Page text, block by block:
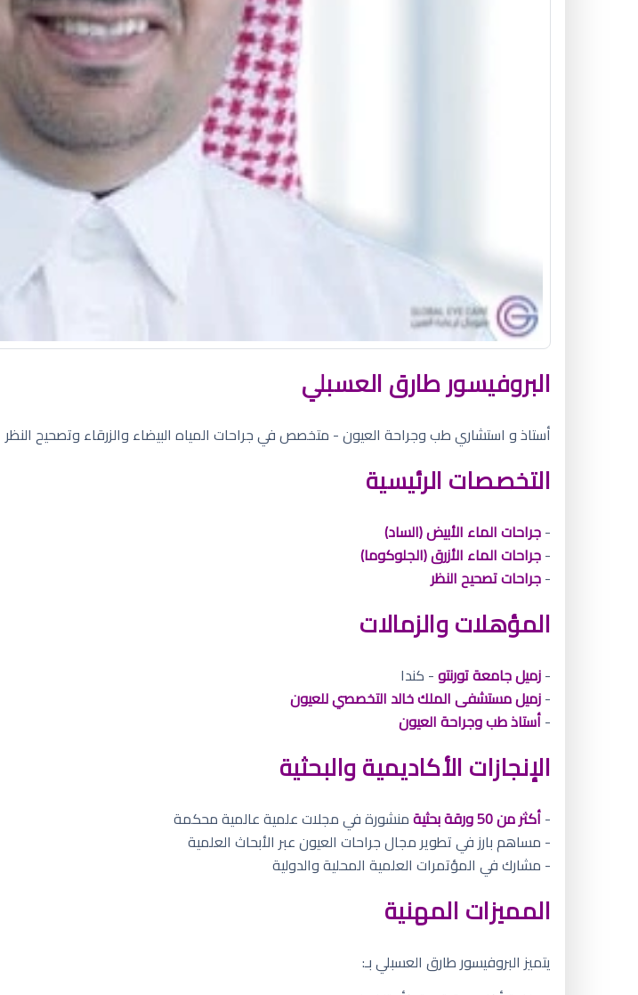
البروفيسور طارق العسبلي
أستاذ و استشاري طب وجراحة العيون - متخصص في جراحات المياه البيضاء والزرقاء وتصحيح النظر
التخصصات الرئيسية
-جراحات الماء الأبيض (الساد)
-جراحات الماء الأزرق (الجلوكوما)
-جراحات تصحيح النظر
المؤهلات والزمالات
-زميل جامعة تورنتو- كندا
-زميل مستشفى الملك خالد التخصصي للعيون
-أستاذ طب وجراحة العيون
الإنجازات الأكاديمية والبحثية
-أكثر من 50 ورقة بحثية
منشورة في مجلات علمية عالمية محكمة
- مساهم بارز في تطوير مجال جراحات العيون عبر الأبحاث العلمية
- مشارك في المؤتمرات العلمية المحلية والدولية
المميزات المهنية
يتميز البروفيسور طارق العسبلي بـ: